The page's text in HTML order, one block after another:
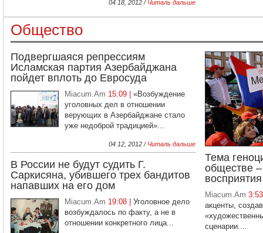
04 18, 2012 / Читаль дальше
Общество
Подвергшаяся репрессиям
Исламская партия Азербайджана
пойдет вплоть до Евросуда
Miacum.Am 15:09 | «Возбуждение
уголовных дел в отношении
верующих в Азербайджане стало
уже недоброй традицией»...
04 12, 2012 / Читаль дальше
В России не будут судить Г.
Саркисяна, убившего трех бандитов
напавших на его дом
Miacum.Am 19:08 | Уголовное дело
возбуждалось по факту, а не в
отношении конкретного лица...
Тема
обществе
Miacum.Am
акценты,
сценарии....